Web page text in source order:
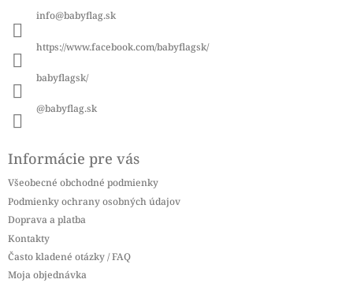
info@babyflag.sk
https://www.facebook.com/babyflagsk/
babyflagsk/
@babyflag.sk
Informácie pre vás
Všeobecné obchodné podmienky
Podmienky ochrany osobných údajov
Doprava a platba
Kontakty
Často kladené otázky / FAQ
Moja objednávka